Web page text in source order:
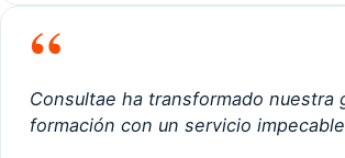
“
Consultae ha transformado nuestra
formación con un servicio